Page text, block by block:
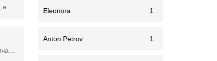
Eleonora 1
Anton Petrov 1